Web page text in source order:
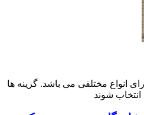
انواع مختلفی می باشد. گزینه ها
شوند